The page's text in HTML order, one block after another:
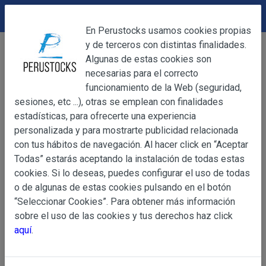
Alimentación Caramelos Frunas unidad
OBJETO
Información
Básica
sobre
de Datos
OBJETO
Las presentes Condiciones Generales regulan la
web www.perustocks.es, del que es titular ALBERT
YACARINE (en adelante, PERUSTOCKS).
La adquisición de cualesquiera de los productos
DEVOLUCIONES
En Perustocks usamos cookies propias
y de terceros con distintas finalidades.
Algunas de estas cookies son
necesarias para el correcto
funcionamiento de la Web (seguridad,
sesiones, etc ...), otras se emplean con finalidades
estadísticas, para ofrecerte una experiencia
personalizada y para mostrarte publicidad relacionada
con tus hábitos de navegación. Al hacer click en “Aceptar
Todas” estarás aceptando la instalación de todas estas
cookies. Si lo deseas, puedes configurar el uso de todas
o de algunas de estas cookies pulsando en el botón
“Seleccionar Cookies”. Para obtener más información
sobre el uso de las cookies y tus derechos haz click
aquí.